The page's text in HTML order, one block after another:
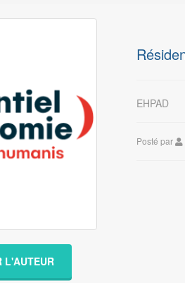
L'AUTEUR
EHPAD
Posté par